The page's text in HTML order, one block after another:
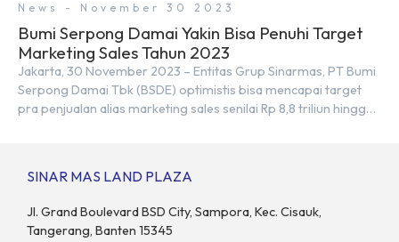
News - November 30 2023
Bumi Serpong Damai Yakin Bisa Penuhi Target
Marketing Sales Tahun 2023
Jakarta, 30 November 2023 – Entitas Grup Sinarmas, PT Bumi
Serpong Damai Tbk (BSDE) optimistis bisa mencapai target
pra penjualan alias marketing sales senilai Rp 8,8 triliun hingga
target. “Kami yakin target […]
SINAR MAS LAND PLAZA
Jl. Grand Boulevard BSD City, Sampora, Kec. Cisauk,
Tangerang, Banten 15345